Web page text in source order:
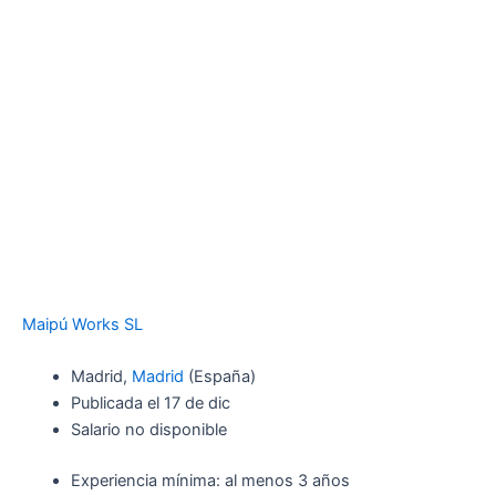
Maipú Works SL
Madrid, Madrid (España)
Publicada el 17 de dic
Salario no disponible
Experiencia mínima: al menos 3 años